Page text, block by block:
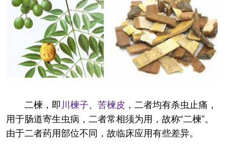
二楝，即川楝子、 苦楝皮 ，二者均有杀虫止痛，
用于肠道寄生虫病，二者常相须为用，故称“二楝”。
由于二者药用部位不同，故临床应用有些差异。